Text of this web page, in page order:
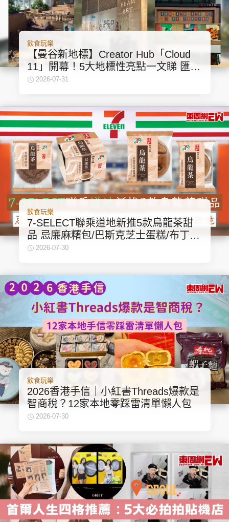
飲食玩樂
【曼谷新地標】Creator Hub「Cloud
11」開幕！5大地標性亮點一文睇 匯集
美食、藝術展覽及最大空中花園
2026-07-31
飲食玩樂
7-SELECT聯乘道地新推5款烏龍茶甜
品 忌廉麻糬包/巴斯克芝士蛋糕/布丁/
曲奇/新地
2026-07-30
飲食玩樂
2026香港手信｜小紅書Threads爆款是
智商稅？12家本地零踩雷清單懶人包
2026-07-30